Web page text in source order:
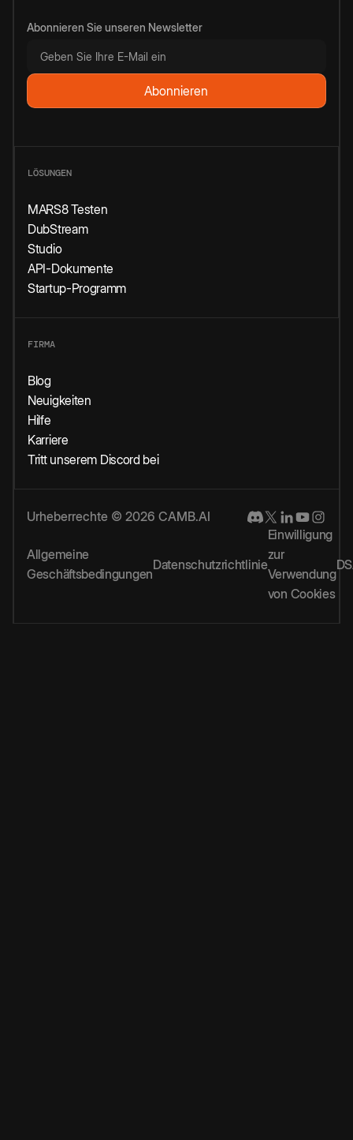
Abonnieren Sie unseren Newsletter
LÖSUNGEN
MARS8 Testen
DubStream
Studio
API-Dokumente
Startup-Programm
FIRMA
Blog
Neuigkeiten
Hilfe
Karriere
Tritt unserem Discord bei
Urheberrechte © 2026 CAMB.AI
Allgemeine
Geschäftsbedingungen
Datenschutzrichtlinie
Einwilligung
zur
Verwendung
von Cookies